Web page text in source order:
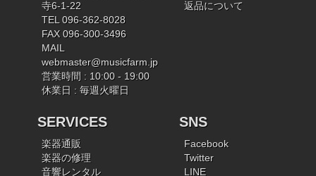
寺6-1-22
TEL 096-362-8028
FAX 096-300-3496
MAIL
webmaster@musicfarm.jp
営業時間 : 10:00 - 19:00
休業日 : 毎週火曜日
返品について
SERVICES
楽器通販
楽器の修理
音響レンタル
SNS
Facebook
Twitter
LINE